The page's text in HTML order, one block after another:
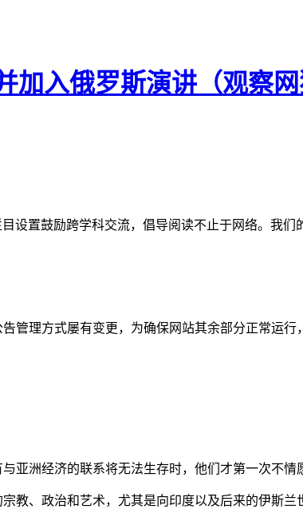
入俄罗斯演讲（观察网
设置鼓励跨学科交流，倡导阅读不止于网络。我
管理方式屡有变更，为确保网站其余部分正常运
亚洲经济的联系将无法生存时，他们才第一次不情
教、政治和艺术，尤其是向印度以及后来的伊斯